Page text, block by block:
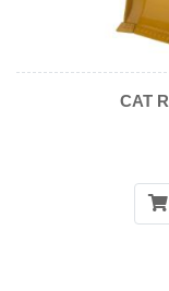
CAT